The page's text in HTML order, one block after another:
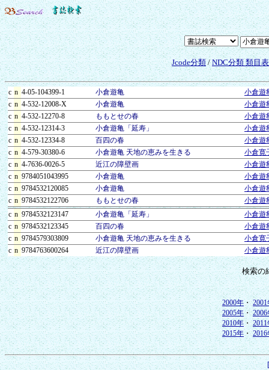
Jcode分類/NDC分類 類目
c n 4-05-104399-1 小倉遊亀
小倉遊
c n 4-532-12008-X 小倉遊亀
小倉遊
c n 4-532-12270-8 ももとせの春
小倉遊
c n 4-532-12314-3 小倉遊亀「延寿」
小倉遊
c n 4-532-12334-8 百四の春
小倉遊
c n 4-579-30380-6 小倉遊亀 天地の恵みを生きる
小倉寛
c n 4-7636-0026-5 近江の障壁画
小倉遊
c n 9784051043995 小倉遊亀
小倉遊
c n 9784532120085 小倉遊亀
小倉遊
c n 9784532122706 ももとせの春
小倉遊
c n 9784532123147 小倉遊亀「延寿」
小倉遊
c n 9784532123345 百四の春
小倉遊
c n 9784579303809 小倉遊亀 天地の恵みを生きる
小倉寛
c n 9784763600264 近江の障壁画 小倉遊
検索の
2000年・2001
2005年・2006
2010年・2011
2015年・2016